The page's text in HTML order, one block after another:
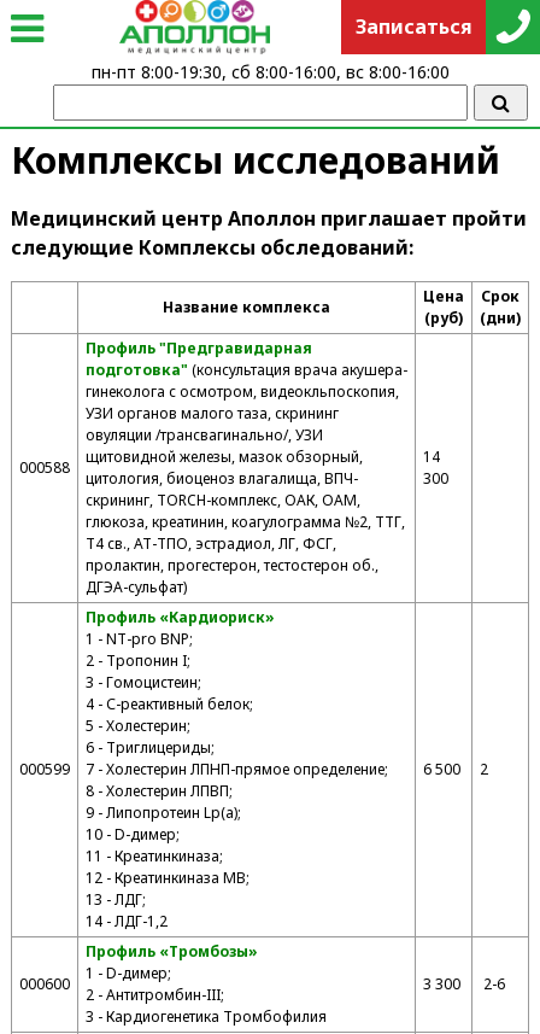
Комплексы исследований
Медицинский центр Аполлон приглашает пройти
следующие Комплексы обследований:
Название комплекса
Цена
(руб)
Срок
(дни)
000588
Профиль "Предгравидарная
подготовка" (консультация врача акушера-
гинеколога с осмотром, видеокльпоскопия,
УЗИ органов малого таза, скрининг
овуляции /трансвагинально/, УЗИ
щитовидной железы, мазок обзорный,
цитология, биоценоз влагалища, ВПЧ-
скрининг, TORCH-комплекс, ОАК, ОАМ,
глюкоза, креатинин, коагулограмма №2, ТТГ,
Т4 св., АТ-ТПО, эстрадиол, ЛГ, ФСГ,
пролактин, прогестерон, тестостерон об.,
ДГЭА-сульфат)
14
300
000599
Профиль «Кардиориск»
1 - NT-pro BNP;
2 - Тропонин I;
3 - Гомоцистеин;
4 - С-реактивный белок;
5 - Холестерин;
6 - Триглицериды;
7 - Холестерин ЛПНП-прямое определение;
8 - Холестерин ЛПВП;
9 - Липопротеин Lp(a);
10 - D-димер;
11 - Креатинкиназа;
12 - Креатинкиназа МВ;
13 - ЛДГ;
14 - ЛДГ-1,2
6 500 2
000600
Профиль «Тромбозы»
1 - D-димер;
2 - Антитромбин-III;
3 - Кардиогенетика Тромбофилия
3 300 2-6
Записаться
пн-пт 8:00-19:30, сб 8:00-16:00, вс 8:00-16:00